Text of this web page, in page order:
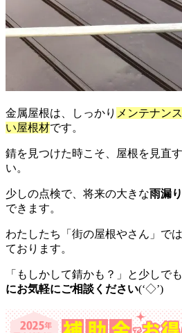
金属屋根は、しっかり メンテナン
い屋根材です。
錆を見つけた時こそ、屋根を見直
い。
少しの点検で、将来の大きな雨漏
できます。
わたしたち「街の屋根やさん」で
ております。
「もしかして錆かも？」と少しで
にお気軽にご相談ください(‘◇’)ゞ